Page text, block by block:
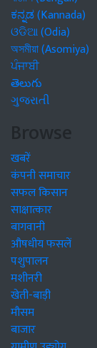
ಕನ್ನಡ (Kannada)
ଓଡିଆ (Odia)
অসমীয়া (Asomiya)
ਪੰਜਾਬੀ
తెలుగు
ગુજરાતી
Browse
खबरें
कंपनी समाचार
सफल किसान
साक्षात्कार
बागवानी
औषधीय फसलें
पशुपालन
मशीनरी
खेती-बाड़ी
मौसम
बाजार